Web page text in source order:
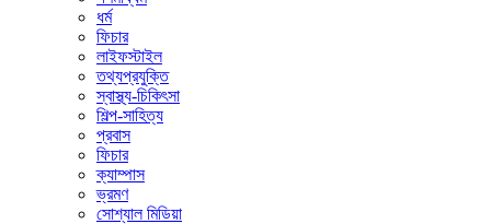
ধর্ম
ফিচার
লাইফস্টাইল
তথ্যপ্রযুক্তি
স্বাস্থ্য-চিকিৎসা
শিল্প-সাহিত্য
প্রবাস
ফিচার
ক্যাম্পাস
ভ্রমণ
সোশ্যাল মিডিয়া